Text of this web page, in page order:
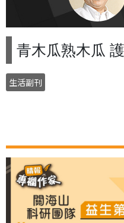
青木瓜熟木瓜
生活副刊